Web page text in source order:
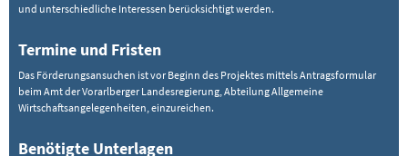
und unterschiedliche Interessen berücksichtigt werden.
Termine und Fristen
Das Förderungsansuchen ist vor Beginn des Projektes mittels Antragsformular
beim Amt der Vorarlberger Landesregierung, Abteilung Allgemeine
Wirtschaftsangelegenheiten, einzureichen.
Benötigte Unterlagen